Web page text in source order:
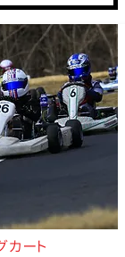
カート